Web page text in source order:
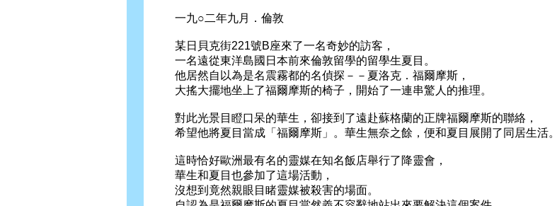
一九○二年九月．倫敦
某日貝克街221號B座來了一名奇妙的訪客，
一名遠從東洋島國日本前來倫敦留學的留學生夏目。
他居然自以為是名震霧都的名偵探－－夏洛克．福爾摩斯，
大搖大擺地坐上了福爾摩斯的椅子，開始了一連串驚人的推理。
對此光景目瞪口呆的華生，卻接到了遠赴蘇格蘭的正牌福爾摩斯的聯絡，
希望他將夏目當成「福爾摩斯」。華生無奈之餘，便和夏目展開了同居生活。
這時恰好歐洲最有名的靈媒在知名飯店舉行了降靈會，
華生和夏目也參加了這場活動，
沒想到竟然親眼目睹靈媒被殺害的場面。